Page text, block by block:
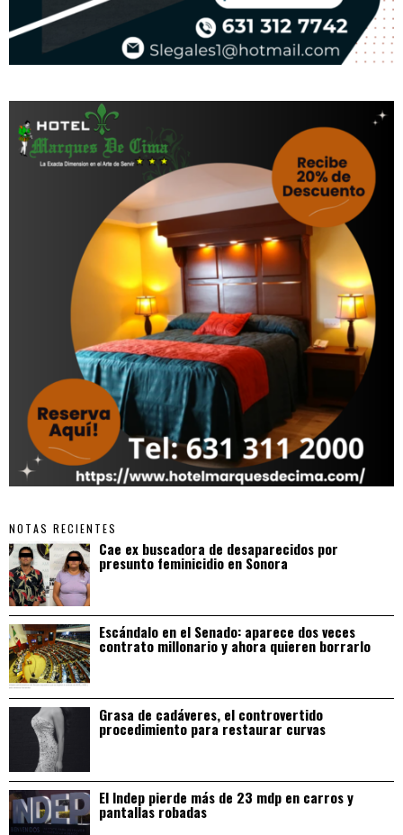
NOTAS RECIENTES
Cae ex buscadora de desaparecidos por
presunto feminicidio en Sonora
Escándalo en el Senado: aparece dos veces
contrato millonario y ahora quieren borrarlo
Grasa de cadáveres, el controvertido
procedimiento para restaurar curvas
El Indep pierde más de 23 mdp en carros y
pantallas robadas